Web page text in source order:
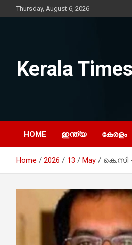
to
Thursday, August 6, 2026
Kerala Times
HOME ഇന്ത്യ കേരളം
Home 2026 13 May കെ.സി